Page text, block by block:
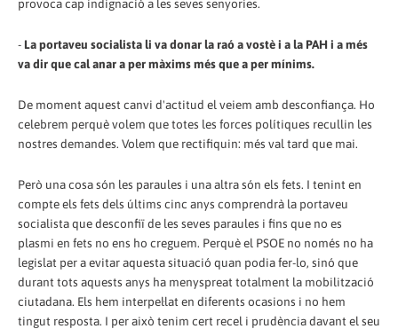
provoca cap indignació a les seves senyories.
- La portaveu socialista li va donar la raó a vostè i a la PAH i a més
va dir que cal anar a per màxims més que a per mínims.
De moment aquest canvi d'actitud el veiem amb desconfiança. Ho
celebrem perquè volem que totes les forces polítiques recullin les
nostres demandes. Volem que rectifiquin: més val tard que mai.
Però una cosa són les paraules i una altra són els fets. I tenint en
compte els fets dels últims cinc anys comprendrà la portaveu
socialista que desconfiï de les seves paraules i fins que no es
plasmi en fets no ens ho creguem. Perquè el PSOE no només no ha
legislat per a evitar aquesta situació quan podia fer-lo, sinó que
durant tots aquests anys ha menyspreat totalment la mobilització
ciutadana. Els hem interpel·lat en diferents ocasions i no hem
tingut resposta. I per això tenim cert recel i prudència davant el seu